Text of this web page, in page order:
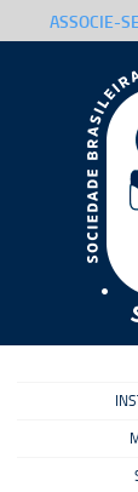
ASSOCIE-